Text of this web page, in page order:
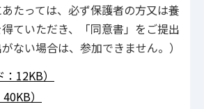
たっては、必ず保護者の方又は養
ていただき、「同意書」をご提出
ない場合は、参加できません。）
12KB）
）